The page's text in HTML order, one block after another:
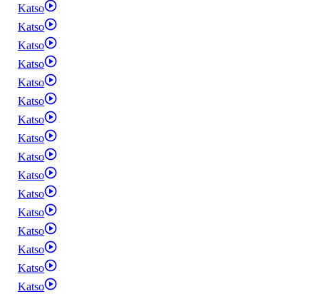
Katso
Katso
Katso
Katso
Katso
Katso
Katso
Katso
Katso
Katso
Katso
Katso
Katso
Katso
Katso
Katso